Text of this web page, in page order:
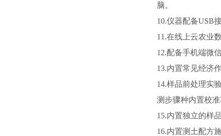
脑。
10.仪器配备USB
11.在线上云农业
12.配备手机端微
13.内置常见经济
14.样品前处理实
测步骤种内置校
15.内置独立的样
16.内置测土配方